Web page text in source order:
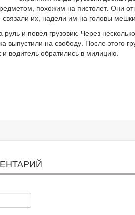
похожим на пистолет. Они
их, надели им на головы
руль и повел грузовик. Через
выпустили на свободу. После этого
водитель обратились в милицию.